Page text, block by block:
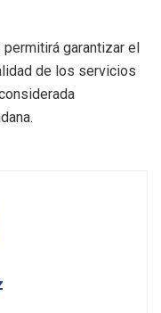
garantizar el
de los servicios